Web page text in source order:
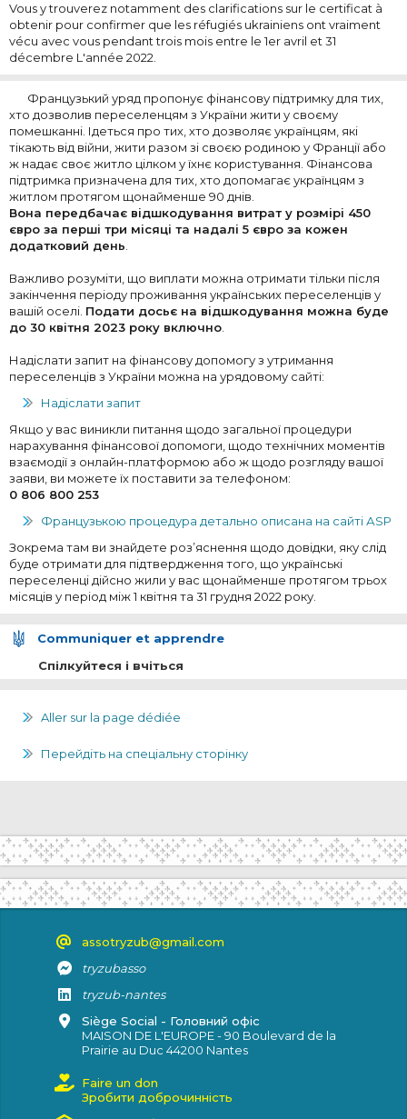
Vous y trouverez notamment des clarifications sur le certificat à
obtenir pour confirmer que les réfugiés ukrainiens ont vraiment
vécu avec vous pendant trois mois entre le 1er avril et 31
décembre L'année 2022.
Французький уряд пропонує фінансову підтримку для тих,
хто дозволив переселенцям з України жити у своєму
помешканні. Ідеться про тих, хто дозволяє українцям, які
тікають від війни, жити разом зі своєю родиною у Франції або
ж надає своє житло цілком у їхнє користування. Фінансова
підтримка призначена для тих, хто допомагає українцям з
житлом протягом щонайменше 90 днів.
Вона передбачає відшкодування витрат у розмірі 450
євро за перші три місяці та надалі 5 євро за кожен
додатковий день
Важливо розуміти, що виплати можна отримати тільки після
закінчення періоду проживання українських переселенців у
вашій оселі. Подати досьє на відшкодування можна буде
до 30 квітня 2023 року включно
Надіслати запит на фінансову допомогу з утримання
переселенців з України можна на урядовому сайті:
Надіслати запит
Якщо у вас виникли питання щодо загальної процедури
нарахування фінансової допомоги, щодо технічних моментів
взаємодії з онлайн-платформою або ж щодо розгляду вашої
заяви, ви можете їх поставити за телефоном:
0 806 800 253
Французькою процедура детально описана на сайті АSP
Зокрема там ви знайдете роз’яснення щодо довідки, яку слід
буде отримати для підтвердження того, що українські
переселенці дійсно жили у вас щонайменше протягом трьох
місяців у період між 1 квітня та 31 грудня 2022 року.
Communiquer et apprendre
Спілкуйтеся і вчіться
Aller sur la page dédiée
Перейдіть на спеціальну сторінку
assotryzub@gmail.com
tryzubasso
tryzub-nantes
Siège Social - Головний офіс
MAISON DE L'EUROPE - 90 Boulevard de la
Prairie au Duc 44200 Nantes
Faire un don
Зробити доброчинність